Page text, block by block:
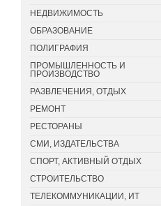
НЕДВИЖИМОСТЬ
ОБРАЗОВАНИЕ
ПОЛИГРАФИЯ
ПРОМЫШЛЕННОСТЬ И
ПРОИЗВОДСТВО
РАЗВЛЕЧЕНИЯ, ОТДЫХ
РЕМОНТ
РЕСТОРАНЫ
СМИ, ИЗДАТЕЛЬСТВА
СПОРТ, АКТИВНЫЙ ОТДЫХ
СТРОИТЕЛЬСТВО
ТЕЛЕКОММУНИКАЦИИ, ИТ